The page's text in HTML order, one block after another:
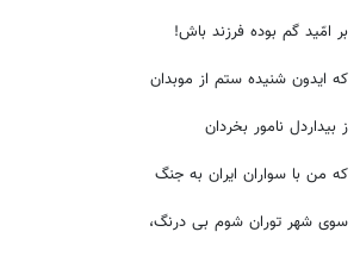
بر امّید گم بوده فرزند باش!
که ایدون شنیده ستم از موبدان
ز بیداردل نامور بخردان
که من با سواران ایران به جنگ
سوی شهر توران شوم بی درنگ،